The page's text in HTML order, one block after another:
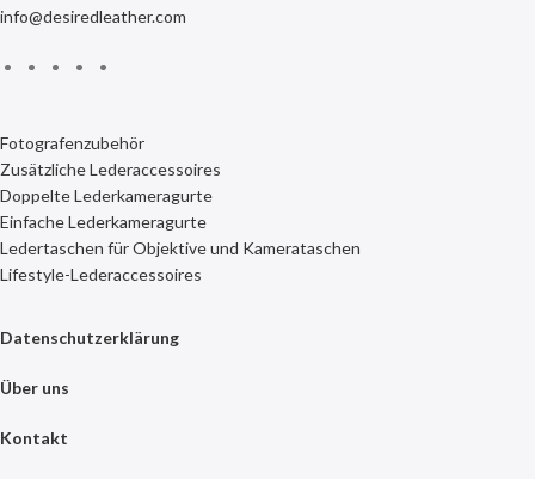
info@desiredleather.com
Fotografenzubehör
Zusätzliche Lederaccessoires
Doppelte Lederkameragurte
Einfache Lederkameragurte
Ledertaschen für Objektive und Kamerataschen
Lifestyle-Lederaccessoires
Datenschutzerklärung
Über uns
Kontakt